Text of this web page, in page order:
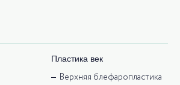
Пластика век
Верхняя блефаропластика